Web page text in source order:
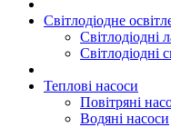
Світлодіодне
Світлодіодні
Світлодіодні
Теплові насоси
Повітряні
Водяні насоси